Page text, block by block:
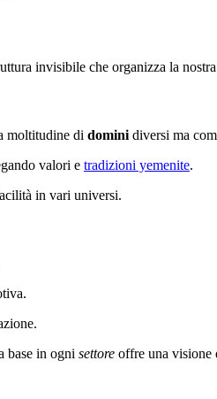
invisibile che organizza la
moltitudine di domini diversi ma
valori e tradizioni yemenite.
in vari universi.
base in ogni settore offre una visione